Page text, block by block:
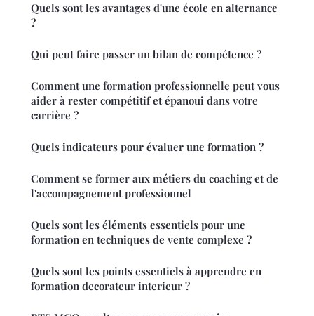
Quels sont les avantages d'une école en alternance
?
Qui peut faire passer un bilan de compétence ?
Comment une formation professionnelle peut vous
aider à rester compétitif et épanoui dans votre
carrière ?
Quels indicateurs pour évaluer une formation ?
Comment se former aux métiers du coaching et de
l'accompagnement professionnel
Quels sont les éléments essentiels pour une
formation en techniques de vente complexe ?
Quels sont les points essentiels à apprendre en
formation decorateur interieur ?